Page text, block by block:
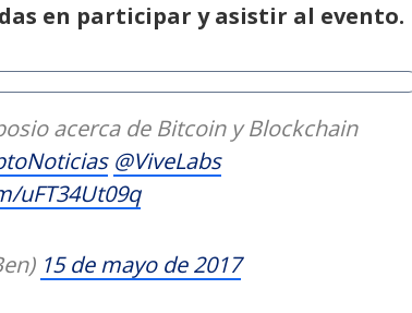
en participar y asistir al evento.
acerca de Bitcoin y Blockchain
@ViveLabs
uFT34Ut09q
15 de mayo de 2017